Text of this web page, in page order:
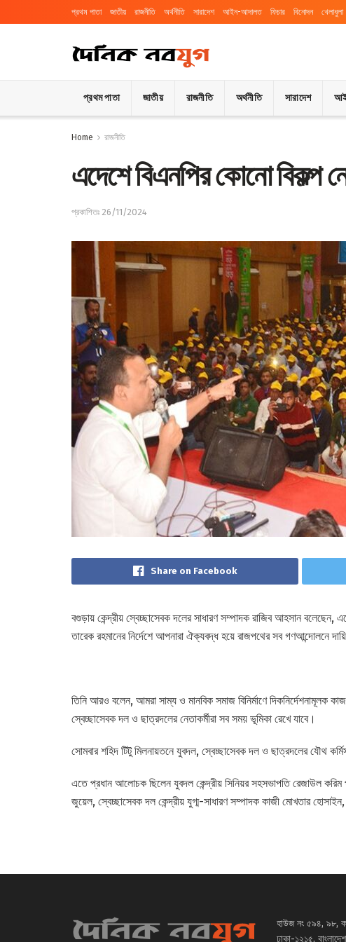
প্রথম পাতা জাতীয় রাজনীতি অর্থনীতি সারাদেশ আইন-আদালত ফিচার বিনোদন খেলাধুলা
প্রথম পাতা জাতীয় রাজনীতি অর্থনীতি সারাদেশ
Home রাজনীতি
এদেশে বিএনপির কোনো বিকল্প
প্রকাশিতঃ 26/11/2024
Share on Facebook
বগুড়ায় কেন্দ্রীয় স্বেচ্ছাসেবক দলের সাধারণ সম্পাদক রাজিব আহসান বলেছেন,
তারেক রহমানের নির্দেশে আপনারা ঐক্যবদ্ধ হয়ে রাজপথের সব গণআন্দোলনে
তিনি আরও বলেন, আমরা সাম্য ও মানবিক সমাজ বিনির্মাণে দিকনির্দেশনামূলক
স্বেচ্ছাসেবক দল ও ছাত্রদলের নেতাকর্মীরা সব সময় ভূমিকা রেখে যাবে।
সোমবার শহিদ টিটু মিলনায়তনে যুবদল, স্বেচ্ছাসেবক দল ও ছাত্রদলের যৌথ
এতে প্রধান আলোচক ছিলেন যুবদল কেন্দ্রীয় সিনিয়র সহসভাপতি রেজাউল
জুয়েল, স্বেচ্ছাসেবক দল কেন্দ্রীয় যুগ্ম-সাধারণ সম্পাদক কাজী মোখতার
হাউজ নং ৫৯৪, ৯৮,
ঢাকা-১২১৫, বাংলাদেশ